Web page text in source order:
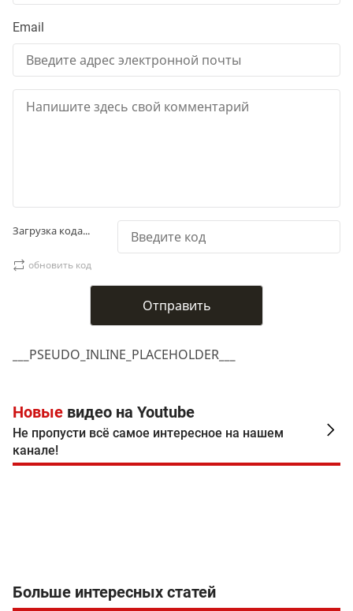
___PSEUDO_INLINE_PLACEHOLDER___
Email
Загрузка кода...
обновить код
Новые видео на Youtube
Не пропусти всё самое интересное на нашем
канале!
Больше интересных статей